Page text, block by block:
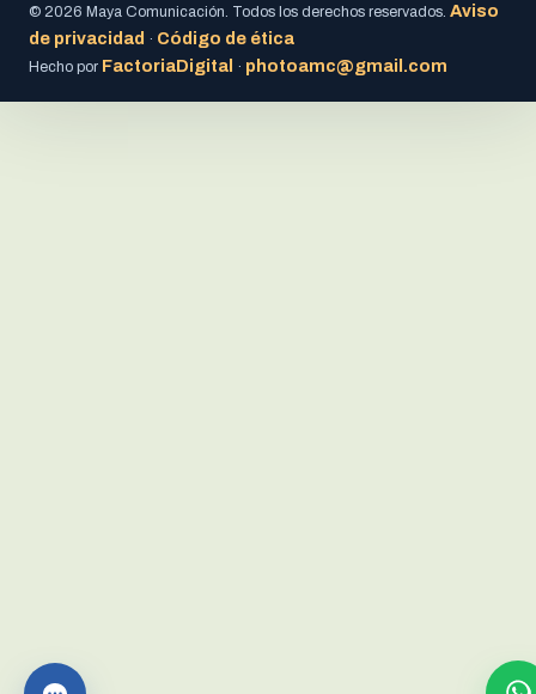
© 2026 Maya Comunicación. Todos los derechos reservados. Aviso
de privacidad · Código de ética
Hecho por FactoriaDigital · photoamc@gmail.com